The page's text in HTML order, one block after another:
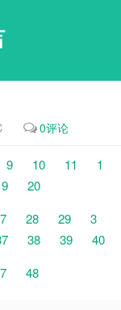
0评论
9 10 11
1
20
28 29
3
38 39
40
48